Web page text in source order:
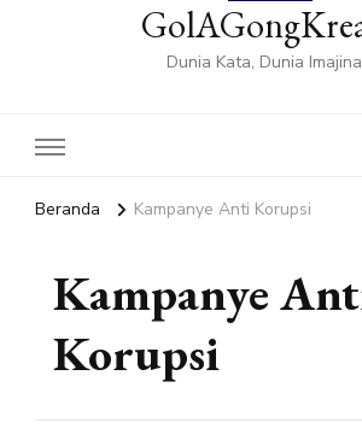
Dunia Kata, Dunia
Beranda Kampanye Anti Korupsi
Kampanye
Korupsi